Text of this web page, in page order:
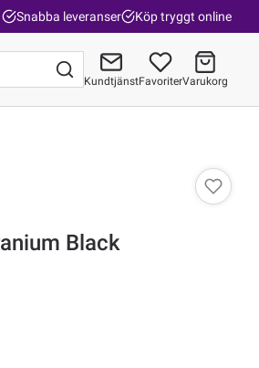
Snabba leveranser Köp tryggt online
KundtjänstFavoriterVarukorg
Black